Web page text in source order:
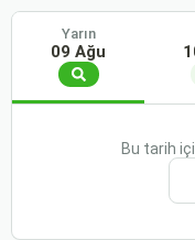
Yarın
09 Ağu
Bu tarih